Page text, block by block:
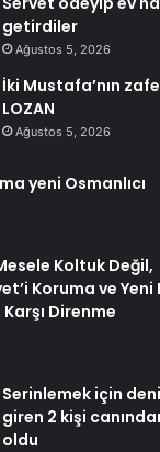
getirdiler
Ağustos 5, 2026
İki Mustafa’nın
LOZAN
Ağustos 5, 2026
yeni Osmanlıcı
Koltuk Değil,
Koruma ve Yeni
Direnme
Serinlemek için
giren 2 kişi
oldu